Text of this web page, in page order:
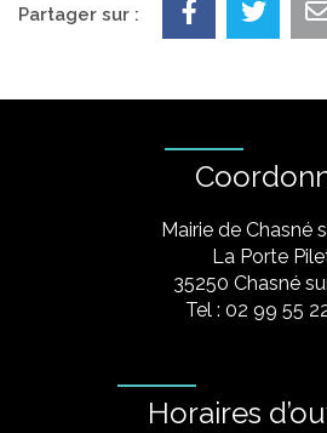
Partager sur :
Mairie de Chasné
La Porte
35250 Chasné
Tel : 02 99 55
Horaires